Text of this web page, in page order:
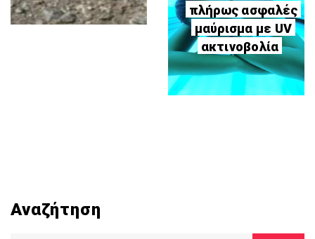
πλήρως ασφαλές
μαύρισμα με UV
ακτινοβολία
Αναζήτηση